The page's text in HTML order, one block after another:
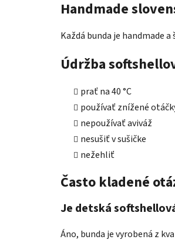
Handmade
Každá bunda je handmade
Údržba
prať na 40 °C
používať znížené
nepoužívať aviváž
nesušiť v sušičke
nežehliť
Často kladené
Je detská
Áno, bunda je vyrobená z